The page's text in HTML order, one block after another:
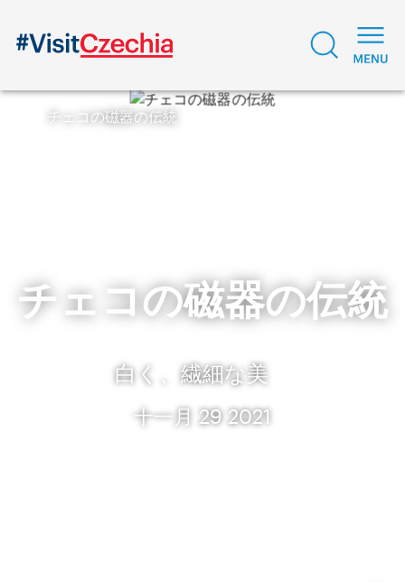
チェコの磁器の伝統
チェコの磁器の伝統
白く、繊細な美
十一月 29 2021